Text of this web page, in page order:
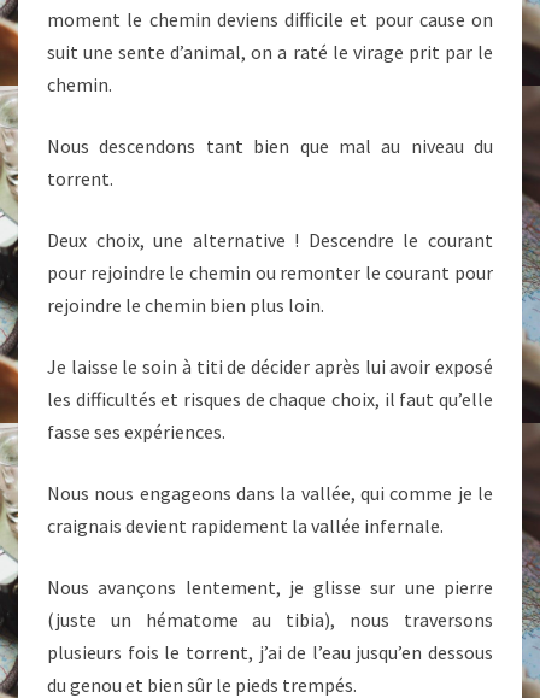
moment le chemin deviens difficile et pour cause on
suit une sente d’animal, on a raté le virage prit par le
chemin.
Nous descendons tant bien que mal au niveau du
torrent.
Deux choix, une alternative ! Descendre le courant
pour rejoindre le chemin ou remonter le courant pour
rejoindre le chemin bien plus loin.
Je laisse le soin à titi de décider après lui avoir exposé
les difficultés et risques de chaque choix, il faut qu’elle
fasse ses expériences.
Nous nous engageons dans la vallée, qui comme je le
craignais devient rapidement la vallée infernale.
Nous avançons lentement, je glisse sur une pierre
(juste un hématome au tibia), nous traversons
plusieurs fois le torrent, j’ai de l’eau jusqu’en dessous
du genou et bien sûr le pieds trempés.